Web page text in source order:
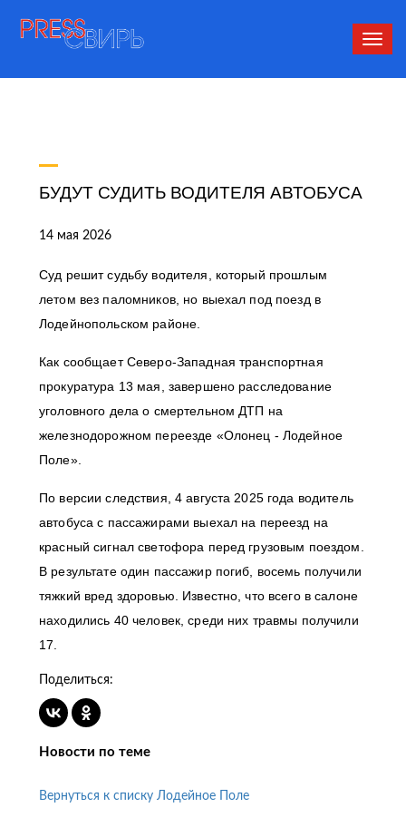
БУДУТ СУДИТЬ ВОДИТЕЛЯ АВТОБУСА
14 мая 2026
Суд решит судьбу водителя, который прошлым
летом вез паломников, но выехал под поезд в
Лодейнопольском районе.
Как сообщает Северо-Западная транспортная
прокуратура 13 мая, завершено расследование
уголовного дела о смертельном ДТП на
железнодорожном переезде «Олонец - Лодейное
Поле».
По версии следствия, 4 августа 2025 года водитель
автобуса с пассажирами выехал на переезд на
красный сигнал светофора перед грузовым поездом.
В результате один пассажир погиб, восемь получили
тяжкий вред здоровью. Известно, что всего в салоне
находились 40 человек, среди них травмы получили
17.
Поделиться:
Новости по теме
Вернуться к списку Лодейное Поле